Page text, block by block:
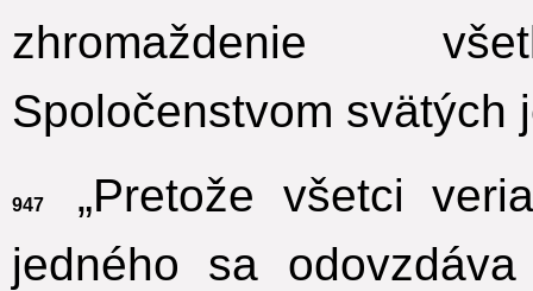
zhromaždenie
Spoločenstvom svätých
947
„Pretože všetci
jedného sa